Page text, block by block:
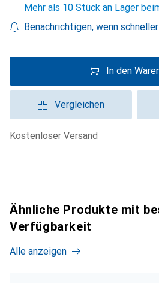
Mehr als 10 Stück an Lager
Benachrichtigen, wenn
In den
Vergleichen
kostenloser Versand
Ähnliche Produkte mit
Verfügbarkeit
Alle anzeigen